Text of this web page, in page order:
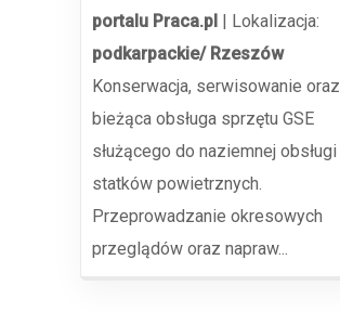
portalu Praca.pl | Lokalizacja:
podkarpackie/ Rzeszów
Konserwacja, serwisowanie oraz
bieżąca obsługa sprzętu GSE
służącego do naziemnej obsługi
statków powietrznych.
Przeprowadzanie okresowych
przeglądów oraz napraw...